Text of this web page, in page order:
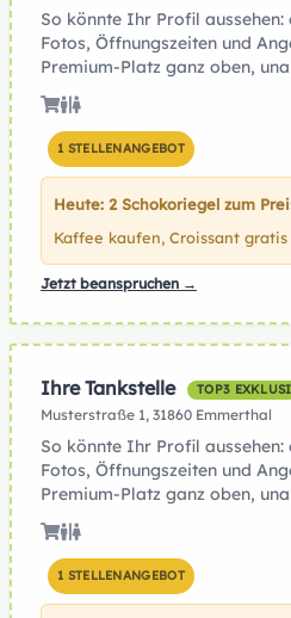
So könnte Ihr Profil aussehen:
Fotos, Öffnungszeiten und
Premium-Platz ganz oben,
1 STELLENANGEBOT
Heute: 2 Schokoriegel zum
Kaffee kaufen, Croissant gratis
Jetzt beanspruchen →
Ihre Tankstelle TOP3
Musterstraße 1, 31860 Emmerthal
So könnte Ihr Profil aussehen:
Fotos, Öffnungszeiten und
Premium-Platz ganz oben,
1 STELLENANGEBOT